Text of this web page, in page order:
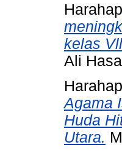
kelas
Ali
Agama
Huda
Utara.